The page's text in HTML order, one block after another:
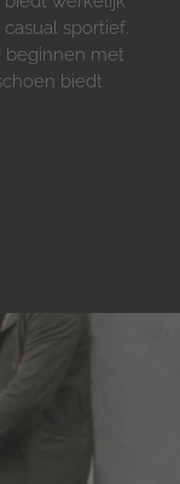
sportief.
beginnen met
biedt